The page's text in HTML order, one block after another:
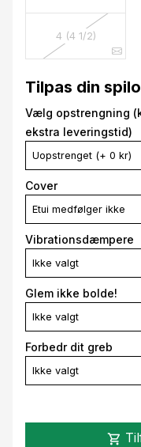
4 (4 1/2)
Tilpas din
Vælg opstrengning
ekstra leveringstid)
Uopstrenget (+ 0 kr)
Cover
Etui medfølger ikke
Vibrationsdæmpere
Ikke valgt
Glem ikke bolde!
Ikke valgt
Forbedr dit greb
Ikke valgt
shopping_cart